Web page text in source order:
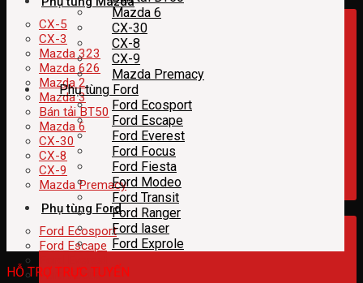
CX-5
CX-3
Mazda 323
Mazda 626
Mazda 2
Mazda 3
Bán tải BT50
Mazda 6
CX-30
CX-8
CX-9
Mazda Premacy
Phụ tùng Ford
Ford Ecosport
Ford Escape
Ford Focus
Mazda 6
CX-30
CX-8
CX-9
Mazda Premacy
Phụ tùng Ford
Ford Ecosport
Ford Escape
Ford Everest
Ford Focus
Ford Fiesta
Ford Modeo
Ford Transit
Ford Ranger
Ford laser
Ford Exprole
HỖ TRỢ TRỰC TUYẾN